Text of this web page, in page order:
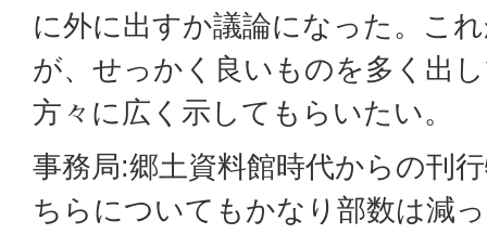
に外に出すか議論になった。こ
が、せっかく良いものを多く出
方々に広く示してもらいたい。
事務局:郷土資料館時代からの刊
ちらについてもかなり部数は減